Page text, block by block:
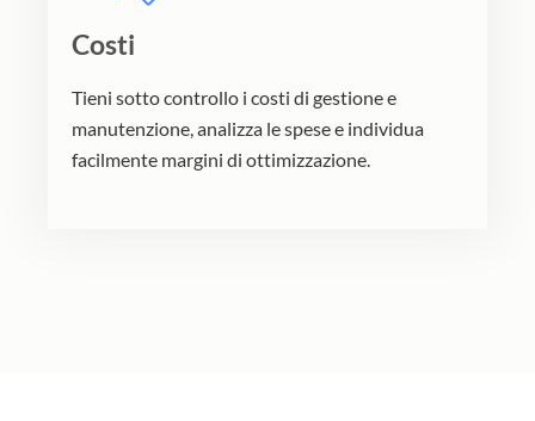
Costi
Tieni sotto controllo i costi di gestione e
manutenzione, analizza le spese e individua
facilmente margini di ottimizzazione.